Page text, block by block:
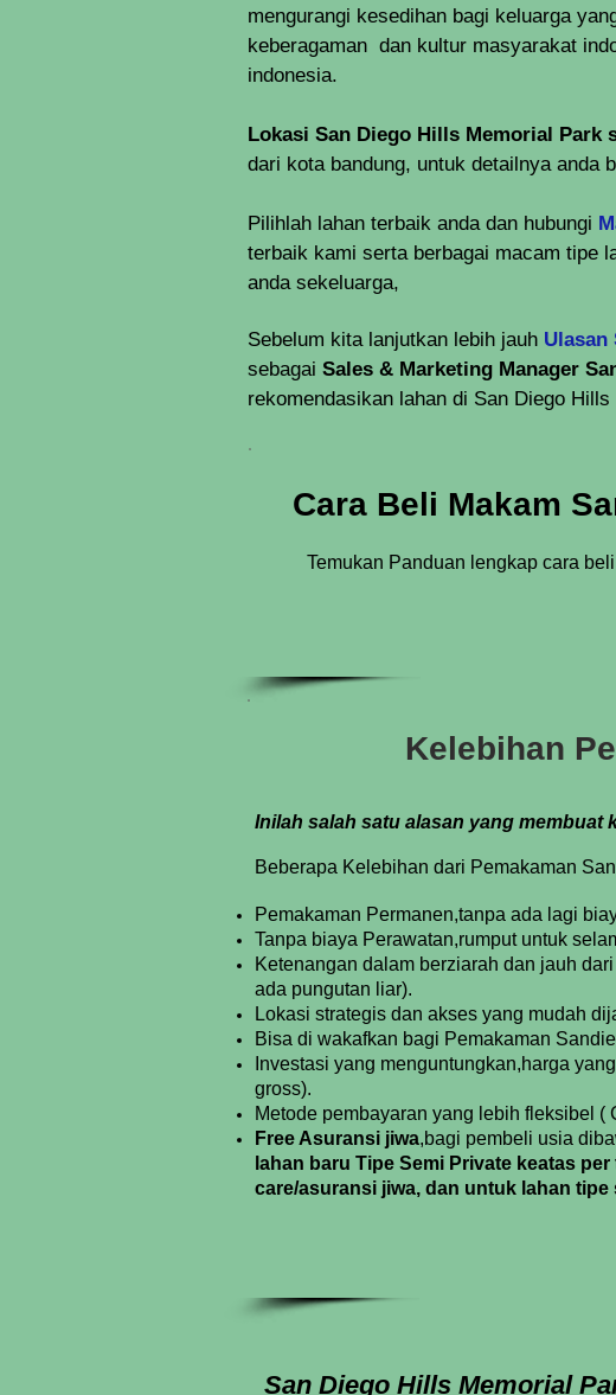
mengurangi kesedihan bagi keluarga
keberagaman dan kultur masyarakat
indonesia.
Lokasi San Diego Hills Memorial Park
dari kota bandung, untuk detailnya anda
Pilihlah lahan terbaik anda dan hubungi
terbaik kami serta berbagai macam tipe
anda sekeluarga,
Sebelum kita lanjutkan lebih jauh Ulasan
sebagai Sales & Marketing Manager
rekomendasikan lahan di San Diego
Cara Beli Makam
Temukan Panduan lengkap cara
Kelebihan
Inilah salah satu alasan yang membuat
Beberapa Kelebihan dari Pemakaman
Pemakaman Permanen,tanpa ada lagi
Tanpa biaya Perawatan,rumput untuk
Ketenangan dalam berziarah dan jauh
ada pungutan liar).
Lokasi strategis dan akses yang mudah
Bisa di wakafkan bagi Pemakaman
Investasi yang menguntungkan,harga
gross).
Metode pembayaran yang lebih fleksibel
Free Asuransi jiwa,bagi pembeli usia
lahan baru Tipe Semi Private keatas
care/asuransi jiwa, dan untuk lahan
San Diego Hills Memorial